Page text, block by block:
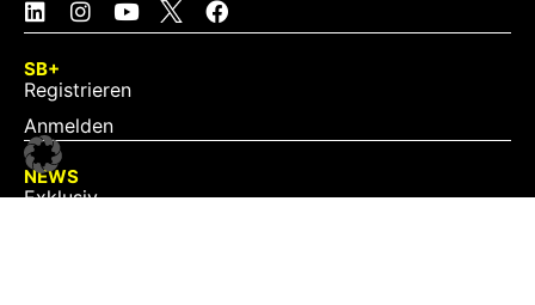
SB+
Registrieren
Anmelden
NEWS
Exklusiv